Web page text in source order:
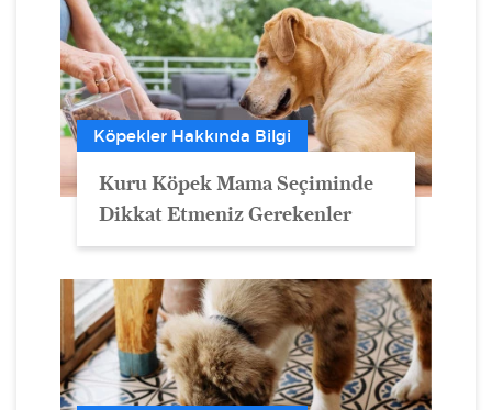
Köpekler Hakkında Bilgi
Kuru Köpek Mama Seçiminde
Dikkat Etmeniz Gerekenler